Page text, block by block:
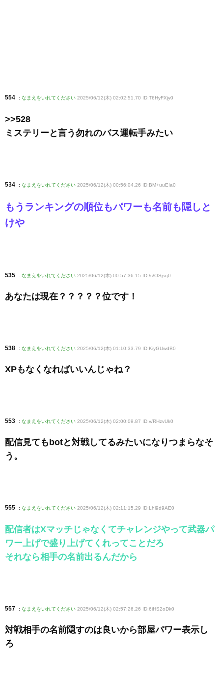
554 : なまえをいれてください 2025/06/12(木) 02:02:51.70 ID:T6HyFXjy0
>>528
ミステリーと言う勿れのバス運転手みたい
534 : なまえをいれてください 2025/06/12(木) 00:56:04.26 ID:BM+uuEIa0
もうランキングの順位もパワーも名前も隠しと
けや
535 : なまえをいれてください 2025/06/12(木) 00:57:36.15 ID:/s/OSjsq0
あなたは現在？？？？？位です！
538 : なまえをいれてください 2025/06/12(木) 01:10:33.79 ID:KiyGUwdB0
XPもなくなればいいんじゃね？
553 : なまえをいれてください 2025/06/12(木) 02:00:09.87 ID:v/RHzvUk0
配信見てもbotと対戦してるみたいになりつまらなそ
う。
555 : なまえをいれてください 2025/06/12(木) 02:11:15.29 ID:Lhl9d9AE0
配信者はXマッチじゃなくてチャレンジやって武器パ
ワー上げで盛り上げてくれってことだろ
それなら相手の名前出るんだから
557 : なまえをいれてください 2025/06/12(木) 02:57:26.26 ID:6iHS2oDk0
対戦相手の名前隠すのは良いから部屋パワー表示し
ろ